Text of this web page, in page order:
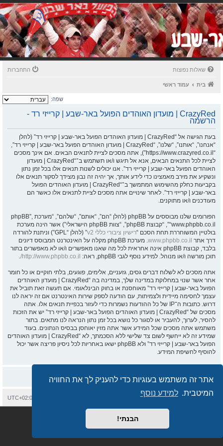
אתר זה משתמש בעוגיות כדי להעניק לך את החוויה
המיטבית. למידע נוסף
הבנתי!
שאלות נפוצות התחברות
בית עמוד ראשי
שפה:
CrazyRed | מועדון האוהדים הפועל באר-שבע | קרייזי רד -
הרשמה
בעת הגישה אל “CrazyRed | מועדון האוהדים הפועל באר-שבע | קרייזי רד” (להלן
“אנחנו”, “אותנו”, “שלנו”, “CrazyRed | מועדון האוהדים הפועל באר-שבע | קרייזי רד”,
“https://www.crazyred.co.il”), אתה מסכים לציית לתנאים הבאים. אם אינך מסכים
לציית לכל התנאים הבאים, אנא אל תיגש ו/או תשתמש ב־“CrazyRed | מועדון
האוהדים הפועל באר-שבע | קרייזי רד”. אנו יכולים לשנות תנאים אלו בכל זמן נתון
ונשקיע את מירב מאמצינו כדי לידע אותך, אך יהיה זה נבון מצידך לסקור תנאים אלו
בקביעות כחלק מהשימוש המתמשך ב־“CrazyRed | מועדון האוהדים הפועל
באר-שבע | קרייזי רד”. לאחר שינויים אתה מסכים לציית לתנאים אלו כאשר הם
מעודכנים ו/או מתוקנים.
הפורומים שלנו מבוססים על phpBB (להלן “הם”, “אותם”, “שלהם”, “מערכת phpBB”,
“www.phpbb.co.il”, “קבוצת phpBB”, “צוות phpBB הישראלי”) אשר הינה מערכת
בולטיין המשוחררת תחת הסכם “רישיון ציבורי כללי v2
” (להלן “GPL”) וניתנת להורדה
דרך אתר www.phpbb.co.il
. מערכת phpBB מקלה על האינטרנט המבוסס דיונים
בלבד, קבוצת phpBB אינה אחראית לכל מה שאנו מאפשרים ו/או לא מאפשרים בתור
תוכן מורשה ו/או מנוהל. למידע נוסף לגבי phpBB, ראה:
http://www.phpbb.co.il/
.
אתה מסכים לא לשלוח דברים גסים, גזעניים, אלימים, פוגעים, בלתי חוקיים או כל חומר
אחר אשר שנוי במחלוקת במדינה שלך, במדינה בה “CrazyRed | מועדון האוהדים
הפועל באר-שבע | קרייזי רד” מאוחסנת או בחוק הבינלאומי. אם תעשה זאת תוביל את
עצמך לחסימה מיידית ולצמיתות, עם הודעה לספק שירות האינטרנט אם זה יראה לנו
דרוש. כתובות ה־IP של כל ההודעות נשמרות כדי לעזור בכפיית תנאים אלו. אתה
מסכים של “CrazyRed | מועדון האוהדים הפועל באר-שבע | קרייזי רד” יש את הזכות
להסיר, לערוך, להעביר או לסגור כל נושא בכל זמן נתון הנראה לנו מתאים. בתור
משתמש אתה מסכים שכל המידע אשר אתה מזין יאוחסן בבסיס הנתונים. בעוד
שמידע זה לא ייחשף לשום צד שלישי ללא הסכמתך, לא “CrazyRed | מועדון האוהדים
הפועל באר-שבע | קרייזי רד” ולא phpBB ישאו באחריות לכל ניסיון פריצה אשר יכול
להוסיף לחשיפת המידע.
בית עמוד ראשי UTC+02:00 יצירת קשר
Semi_Deus
phpBB
® Forum Software © phpBB Limited
phpBB.co.il - פורומים בעברית